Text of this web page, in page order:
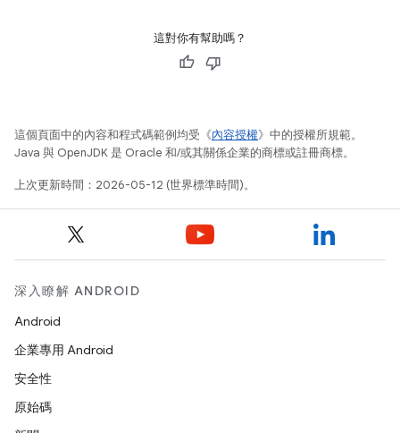
這對你有幫助嗎？
這個頁面中的內容和程式碼範例均受《內容授權》中的授權所規範。
Java 與 OpenJDK 是 Oracle 和/或其關係企業的商標或註冊商標。
上次更新時間：2026-05-12 (世界標準時間)。
深入瞭解 ANDROID
Android
企業專用 Android
安全性
原始碼